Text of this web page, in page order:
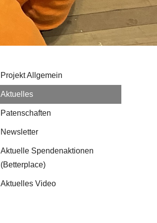
Projekt Allgemein
Aktuelles
Patenschaften
Newsletter
Aktuelle Spendenaktionen
(Betterplace)
Aktuelles Video